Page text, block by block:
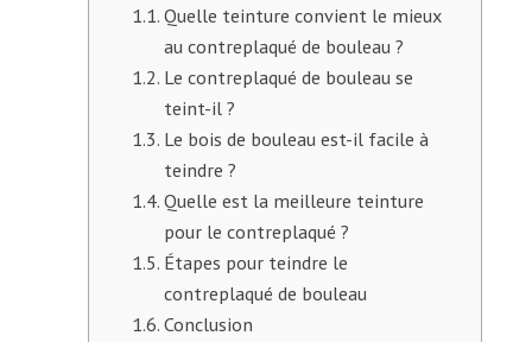
Quelle teinture convient le mieux
au contreplaqué de bouleau ?
Le contreplaqué de bouleau se
teint-il ?
Le bois de bouleau est-il facile à
teindre ?
Quelle est la meilleure teinture
pour le contreplaqué ?
Étapes pour teindre le
contreplaqué de bouleau
Conclusion